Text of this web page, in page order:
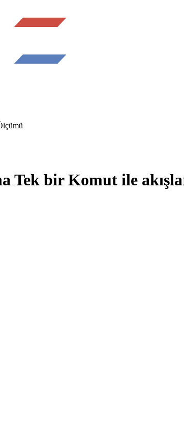
Tek bir Komut ile